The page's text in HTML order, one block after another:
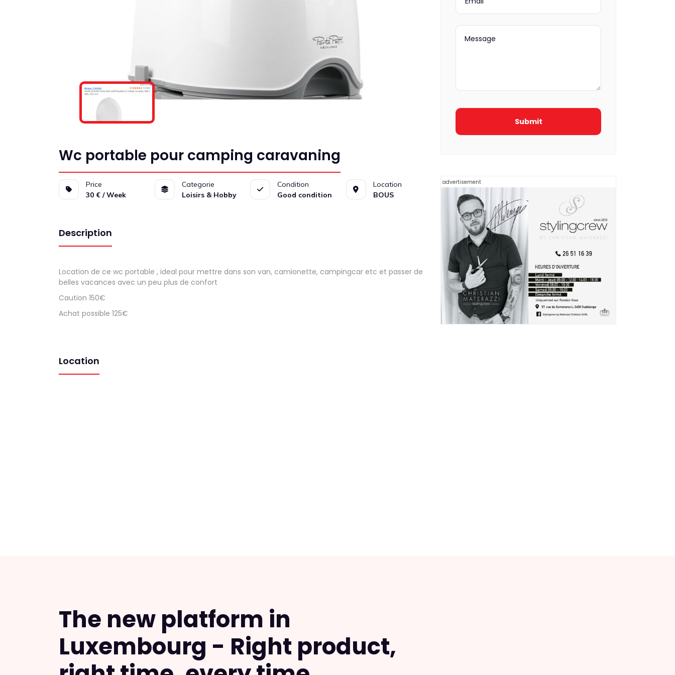
Wc portable pour camping caravaning
Price
30 € / Week
Categorie
Loisirs & Hobby
Condition
Good condition
Location
BOUS
Description
Location de ce wc portable , ideal pour mettre dans son van, camionette, campingcar etc et passer de
belles vacances avec un peu plus de confort
Caution 150€
Achat possible 125€
Location
advertisement
The new platform in
Luxembourg - Right product,